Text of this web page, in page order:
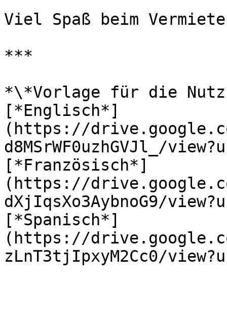
Viel Spaß beim
***
*\*Vorlage für die
[*Englisch*]
(https://
d8MSrWF0uzhGVJl_/
[*Französisch*]
(https://
dXjIqsXo3AybnoG9/
[*Spanisch*]
(https://